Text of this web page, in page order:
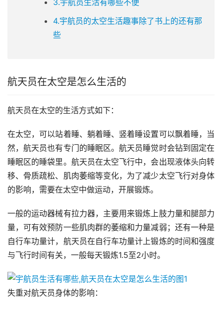
3.宇航员生活有哪些不便
4.宇航员的太空生活趣事除了书上的还有那
些
航天员在太空是怎么生活的
航天员在太空的生活方式如下：
在太空，可以站着睡、躺着睡、竖着睡设置可以飘着睡，当
然，航天员也有专门的睡眠区。航天员睡觉时会钻到固定在
睡眠区的睡袋里。航天员在太空飞行中，会出现液体头向转
移、骨质疏松、肌肉萎缩等变化，为了减少太空飞行对身体
的影响，需要在太空中做运动，开展锻炼。
一般的运动器械有拉力器，主要用来锻炼上肢力量和腿部力
量，可有效预防一些肌肉群的萎缩和力量减弱；还有一种是
自行车功量计，航天员在自行车功量计上锻炼的时间和强度
与飞行时间有关，一般每天锻炼1.5至2小时。
失重对航天员身体的影响：